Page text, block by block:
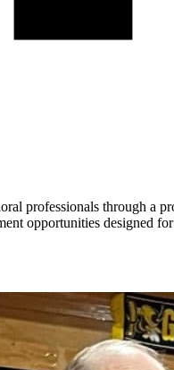
professionals through a
opportunities designed